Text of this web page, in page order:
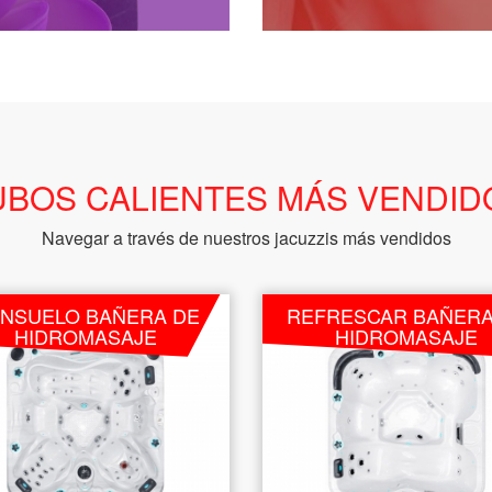
CALIENTES MÁS
Navegar a través de nuestros jacuzzis más vendidos
BAÑERA DE
HIDROMASAJE
REFRESCAR
HIDROMASAJE